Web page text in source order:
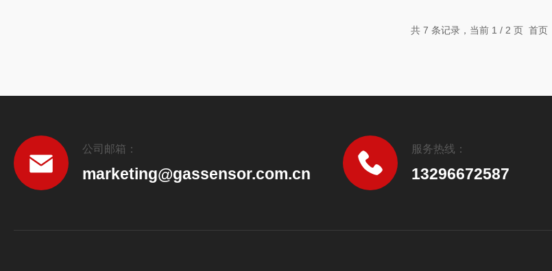
共 7 条记录，当前 1 / 2 页 首页
公司邮箱：
marketing@gassensor.com.cn
服务热线：
13296672587